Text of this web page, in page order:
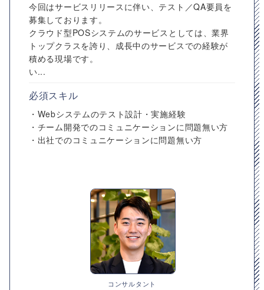
今回はサービスリリースに伴い、テスト／QA要員を
募集しております。
クラウド型POSシステムのサービスとしては、業界
トップクラスを誇り、成長中のサービスでの経験が
積める現場です。
い...
必須スキル
・Webシステムのテスト設計・実施経験
・チーム開発でのコミュニケーションに問題無い方
・出社でのコミュニケーションに問題無い方
コンサルタント